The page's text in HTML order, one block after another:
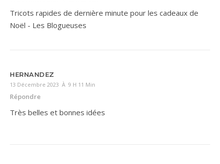
Tricots rapides de dernière minute pour les cadeaux de
Noël - Les Blogueuses
HERNANDEZ
13 Décembre 2023 À 9 H 11 Min
Répondre
Très belles et bonnes idées